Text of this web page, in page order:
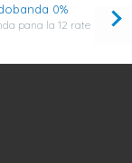
0%
pana la 12 rate